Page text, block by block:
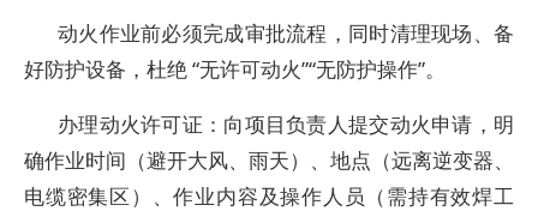
动火作业前必须完成审批流程，同时清理现场、备
好防护设备，杜绝 “无许可动火”“无防护操作”。
办理动火许可证：向项目负责人提交动火申请，明
确作业时间（避开大风、雨天）、地点（远离逆变器、
电缆密集区）、作业内容及操作人员（需持有效焊工